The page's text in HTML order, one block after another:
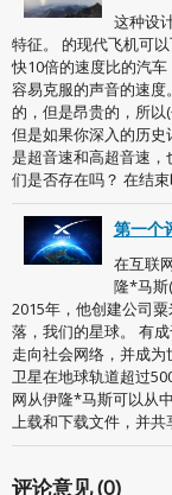
这种设
特征。 的现代飞机可
快10倍的速度比的汽
容易克服的声音的速
的，但是昂贵的，所以
但是如果你深入的历
是超音速和高超音速
们是否存在吗？ 在结束
第一个
在互联
隆*马斯
2015年，他创建公司
落，我们的星球。 有
走向社会网络，并成
卫星在地球轨道超过
网从伊隆*马斯可以从
上载和下载文件，并共
评论意见 (0)